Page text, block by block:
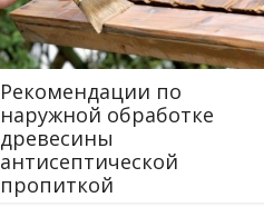
Рекомендации по
наружной обработке
древесины
антисептической
пропиткой